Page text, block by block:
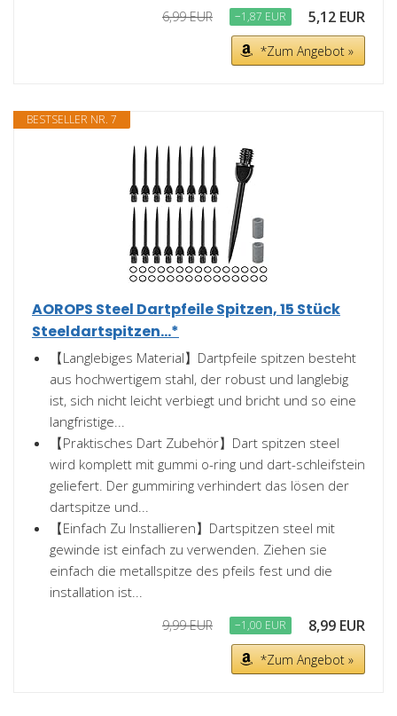
6,99 EUR −1,87 EUR 5,12 EUR
*Zum Angebot »
BESTSELLER NR. 7
AOROPS Steel Dartpfeile Spitzen, 15 Stück
Steeldartspitzen...*
【Langlebiges Material】Dartpfeile spitzen besteht
aus hochwertigem stahl, der robust und langlebig
ist, sich nicht leicht verbiegt und bricht und so eine
langfristige...
【Praktisches Dart Zubehör】Dart spitzen steel
wird komplett mit gummi o-ring und dart-schleifstein
geliefert. Der gummiring verhindert das lösen der
dartspitze und...
【Einfach Zu Installieren】Dartspitzen steel mit
gewinde ist einfach zu verwenden. Ziehen sie
einfach die metallspitze des pfeils fest und die
installation ist...
9,99 EUR −1,00 EUR 8,99 EUR
*Zum Angebot »